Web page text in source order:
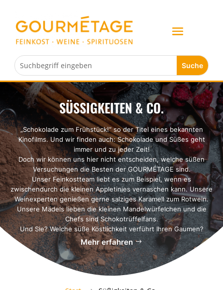
SÜSSIGKEITEN & CO.
„Schokolade zum Frühstück!“ so der Titel eines bekannten
Kinofilms. Und wir finden auch: Schokolade und Süßes geht
immer und zu jeder Zeit!
Doch wir können uns hier nicht entscheiden, welche süßen
Versuchungen die Besten der GOURMÉTAGE sind.
Unser Feinkostteam liebt es zum Beispiel, wenn es
zwischendurch die kleinen Appletinies vernaschen kann. Unsere
Weinexperten genießen gerne salziges Karamell zum Rotwein.
Unsere Mädels lieben die kleinen Mandelwürfelchen und die
Chefs sind Schokotrüffelfans.
Und Sie? Welche süße Köstlichkeit verführt Ihren Gaumen?
Mehr erfahren